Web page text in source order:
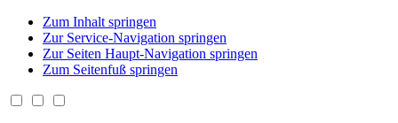
Zum Inhalt springen
Zur Service-Navigation springen
Zur Seiten Haupt-Navigation springen
Zum Seitenfuß springen